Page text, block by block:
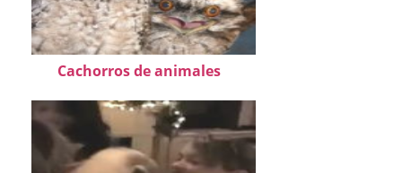
Cachorros de animales